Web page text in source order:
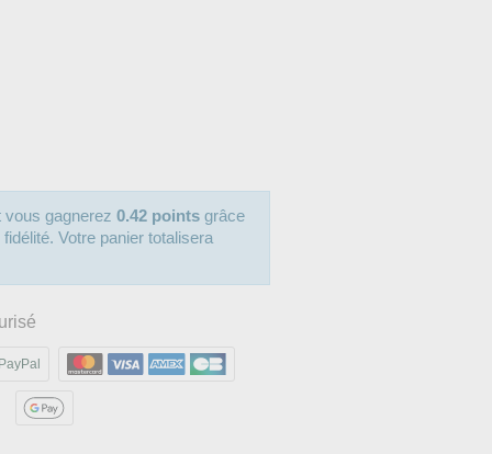
vous gagnerez0.42 points grâce
Votre panier totalisera